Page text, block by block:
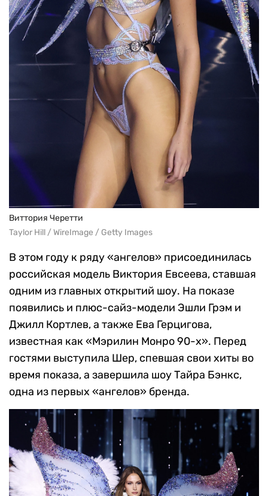
Виттория Черетти
Taylor Hill / WireImage / Getty Images
В этом году к ряду «ангелов» присоединилась
российская модель Виктория Евсеева, ставшая
одним из главных открытий шоу. На показе
появились и плюс-сайз-модели Эшли Грэм и
Джилл Кортлев, а также Ева Герцигова,
известная как «Мэрилин Монро 90-х». Перед
гостями выступила Шер, спевшая свои хиты во
время показа, а завершила шоу Тайра Бэнкс,
одна из первых «ангелов» бренда.